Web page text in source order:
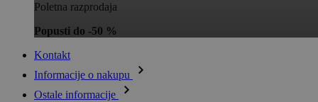
Poletna razprodaja
Popusti do -50 %
Kontakt
Informacije o nakupu
Ostale informacije